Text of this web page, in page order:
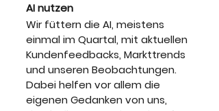
AI nutzen
Wir füttern die AI, meistens
einmal im Quartal, mit aktuellen
Kundenfeedbacks, Markttrends
und unseren Beobachtungen.
Dabei helfen vor allem die
eigenen Gedanken von uns,